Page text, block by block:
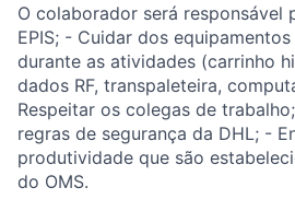
O colaborador será responsável
EPIS; - Cuidar dos
durante as atividades (carrinho
dados RF, transpaleteira,
Respeitar os colegas de
regras de segurança da DHL; -
produtividade que são
do OMS.